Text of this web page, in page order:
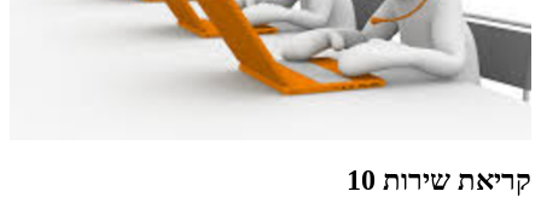
קריאת שירות 10